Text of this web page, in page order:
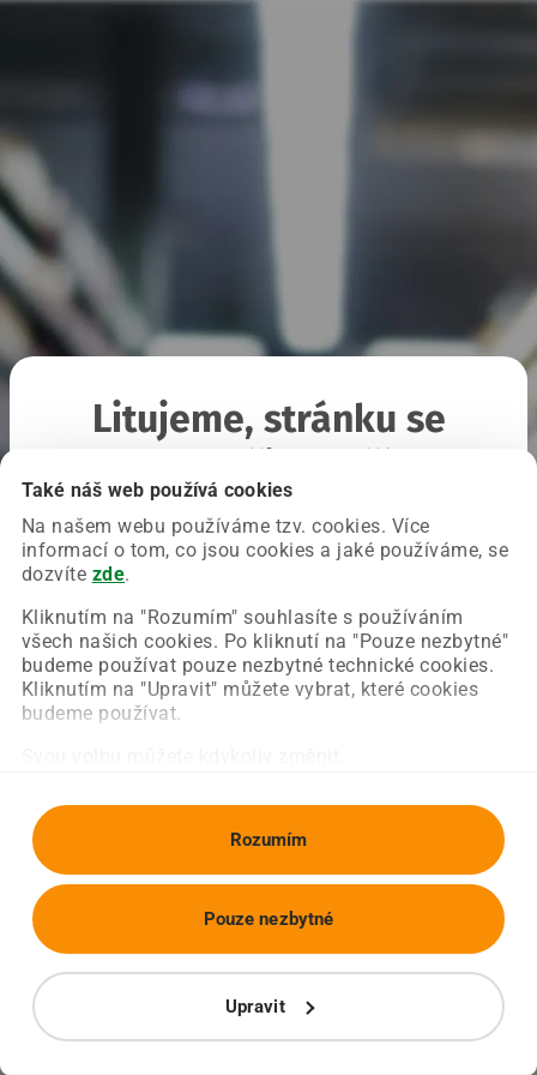
Také náš web používá cookies
Na našem webu používáme tzv. cookies. Více
informací o tom, co jsou cookies a jaké používáme, se
dozvíte zde.
Kliknutím na "Rozumím" souhlasíte s používáním
všech našich cookies. Po kliknutí na "Pouze nezbytné"
budeme používat pouze nezbytné technické cookies.
Kliknutím na "Upravit" můžete vybrat, které cookies
budeme používat.
Rozumím
Upravit
Pouze nezbytné
Litujeme, stránku se
Chyba nastala na naší straně a už ji opravujeme.
Zkuste prosím znovu načíst požadovanou stránku.
Obnovit stránku Úvodní strana